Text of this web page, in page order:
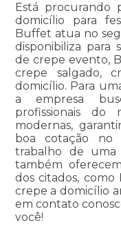
Está procurando
domicílio para
Buffet atua no
disponibiliza para
de crepe evento,
crepe salgado,
domicílio. Para
a empresa
profissionais do
modernas,
boa cotação no
trabalho de
também
dos citados,
crepe a domicílio
em contato
você!